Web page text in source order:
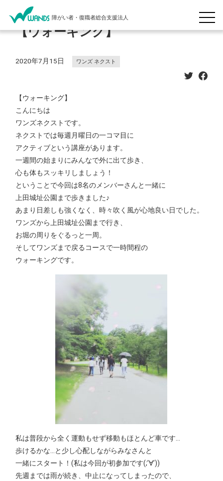
障がい者・復職者総合支援法人
【ウォーキング】
2020年7月15日 ワンズ ネクスト
【ウォーキング】
こんにちは
ワンズネクストです。
ネクストでは毎週月曜日の一コマ目に
アクティブという講座があります。
一週間の始まりにみんなで外に出て歩き、
心も体もスッキリしましょう！
ということで今回は8名のメンバーさんと一緒に
上田城址公園まで歩きました♪
あまり日差しも強くなく、時々吹く風が心地良い日でした。
ワンズから上田城址公園まで行き、
お堀の周りをぐるっと一周。
そしてワンズまで戻るコースで一時間程の
ウォーキングです。
私は普段から全く運動もせず移動もほとんど車です…
歩けるかな…と少し心配しながらみなさんと
一緒にスタート！(私は今回が初参加です(;’∀’))
先週までは雨が続き、中止になってしまったので、